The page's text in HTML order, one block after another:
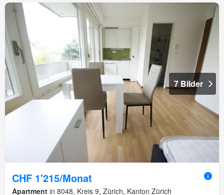
7 Bilder
CHF 1'215/Monat
Apartment in 8048, Kreis 9, Zürich, Kanton Zürich